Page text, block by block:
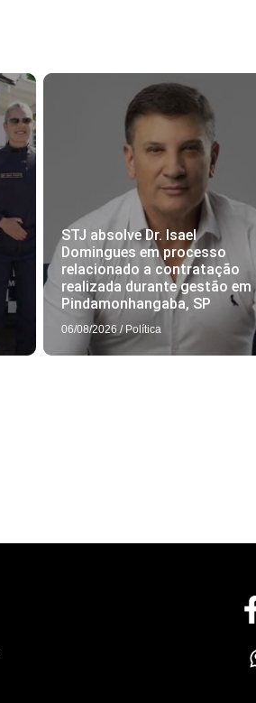
STJ absolve Dr. Isael
Domingues em processo
relacionado a contratação
realizada durante gestão em
Pindamonhangaba, SP
06/08/2026 / Política